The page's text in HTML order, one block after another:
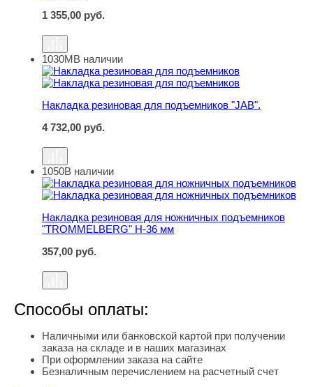
1 355,00 руб.
Накладка резиновая для подъемников "JAB".
1030МВ наличии
Накладка резиновая для подъемников "JAB".
4 732,00 руб.
Накладка резиновая для ножничных подъемников
1050В наличии
Накладка резиновая для ножничных подъемников
"TROMMELBERG" H-36 мм
357,00 руб.
Способы оплаты:
Наличными или банковской картой при получении
заказа на складе и в наших магазинах
При оформлении заказа на сайте
Безналичным перечислением на расчетный счет